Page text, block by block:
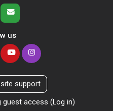
us
support
guest access (Log in)